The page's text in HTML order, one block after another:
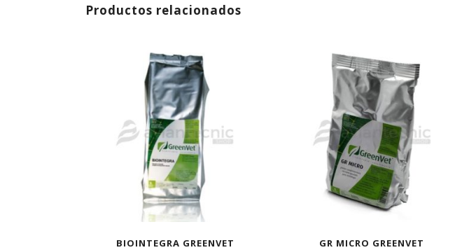
Productos relacionados
BIOINTEGRA GREENVET
GR MICRO GREENVET